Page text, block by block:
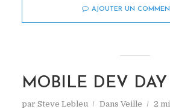
AJOUTER UN
MOBILE DEV DAY
par Steve Lebleu Dans Veille 2